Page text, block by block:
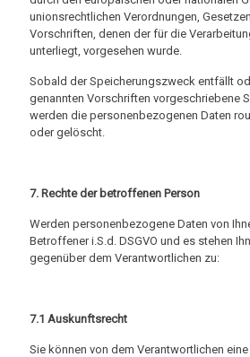
unionsrechtlichen Verordnungen,
Vorschriften, denen der für die
unterliegt, vorgesehen wurde.
Sobald der Speicherungszweck entfällt
genannten Vorschriften vorgeschriebene
werden die personenbezogenen Daten
oder gelöscht.
7. Rechte der betroffenen Person
Werden personenbezogene Daten von
Betroffener i.S.d. DSGVO und es stehen
gegenüber dem Verantwortlichen zu:
7.1 Auskunftsrecht
Sie können von dem Verantwortlichen